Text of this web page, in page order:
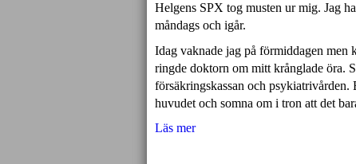
Helgens SPX tog musten ur mig. Jag
måndags och igår.
Idag vaknade jag på förmiddagen
ringde doktorn om mitt krånglade öra.
försäkringskassan och psykiatrivården.
huvudet och somna om i tron att det
Läs mer